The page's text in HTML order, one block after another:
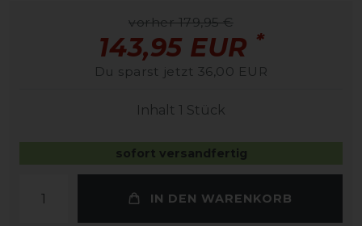
vorher 179,95 €
143,95 EUR *
Du sparst jetzt 36,00 EUR
Inhalt 1 Stück
sofort versandfertig
IN DEN WARENKORB